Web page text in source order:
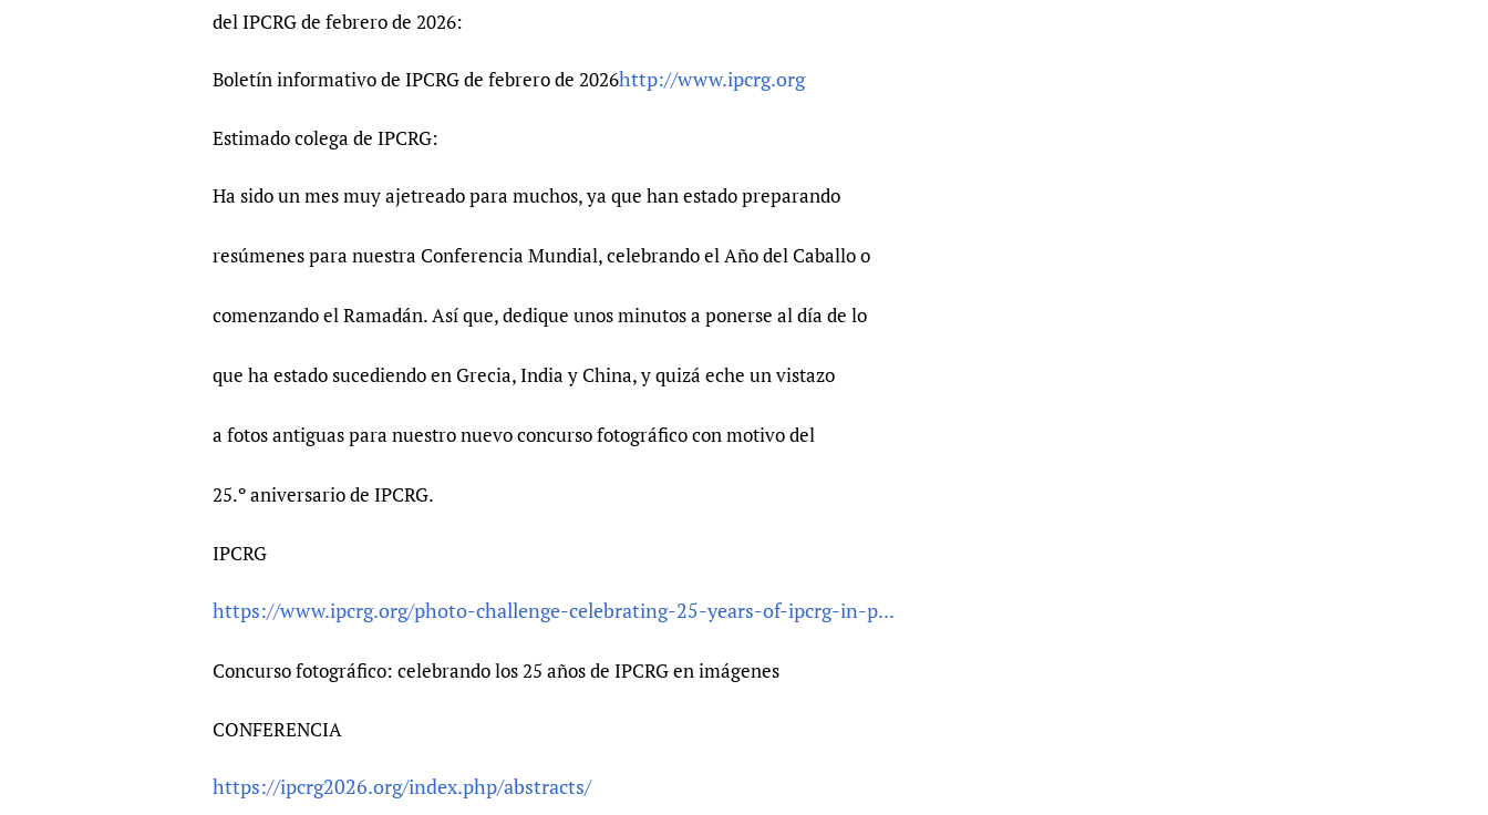
Publications
del IPCRG de febrero de 2026:
Boletín informativo de IPCRG de febrero de 2026http://www.ipcrg.org
Estimado colega de IPCRG:
Ha sido un mes muy ajetreado para muchos, ya que han estado preparando
resúmenes para nuestra Conferencia Mundial, celebrando el Año del Caballo o
comenzando el Ramadán. Así que, dedique unos minutos a ponerse al día de lo
que ha estado sucediendo en Grecia, India y China, y quizá eche un vistazo
a fotos antiguas para nuestro nuevo concurso fotográfico con motivo del
25.º aniversario de IPCRG.
IPCRG
https://www.ipcrg.org/photo-challenge-celebrating-25-years-of-ipcrg-in-p...
Concurso fotográfico: celebrando los 25 años de IPCRG en imágenes
CONFERENCIA
https://ipcrg2026.org/index.php/abstracts/